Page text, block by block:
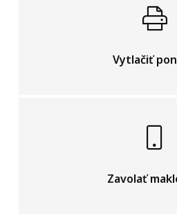
Vytlačiť
Zavolať